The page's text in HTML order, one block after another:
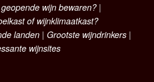
wijn bewaren?|
of wijnklimaatkast?
landen | Grootste wijndrinkers |
wijnsites